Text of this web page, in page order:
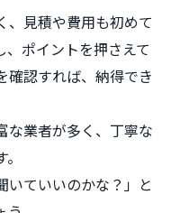
、見積や費用も初めて
ポイントを押さえて
確認すれば、納得でき
な業者が多く、丁寧な
いていいのかな？」と